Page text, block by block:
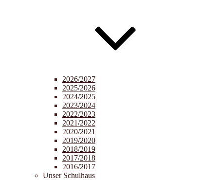
2026/2027
2025/2026
2024/2025
2023/2024
2022/2023
2021/2022
2020/2021
2019/2020
2018/2019
2017/2018
2016/2017
Unser Schulhaus